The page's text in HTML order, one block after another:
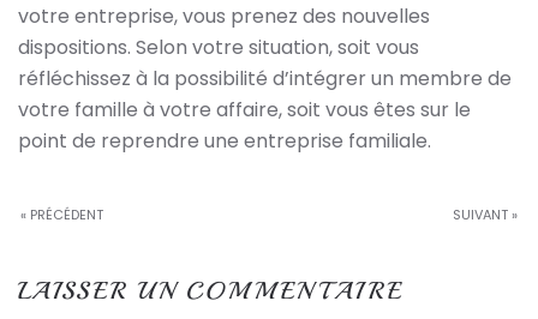
votre entreprise, vous prenez des nouvelles
dispositions. Selon votre situation, soit vous
réfléchissez à la possibilité d’intégrer un membre de
votre famille à votre affaire, soit vous êtes sur le
point de reprendre une entreprise familiale.
« PRÉCÉDENT SUIVANT »
LAISSER UN COMMENTAIRE